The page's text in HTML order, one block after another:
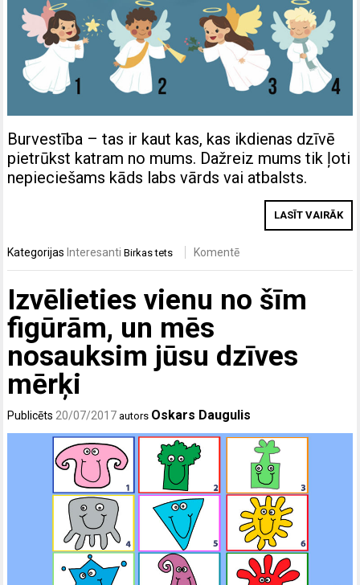
Burvestība – tas ir kaut kas, kas ikdienas dzīvē
pietrūkst katram no mums. Dažreiz mums tik ļoti
nepieciešams kāds labs vārds vai atbalsts.
LASĪT VAIRĀK
KategorijasInteresanti Birkastets Komentē
Izvēlieties vienu no šīm
figūrām, un mēs
nosauksim jūsu dzīves
mērķi
Publicēts 20/07/2017 autors Oskars Daugulis